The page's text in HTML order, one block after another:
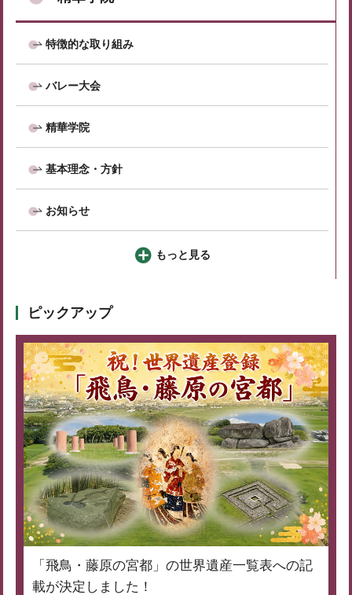
特徴的な取り組み
バレー大会
精華学院
基本理念・方針
お知らせ
もっと見る
ピックアップ
「飛鳥・藤原の宮都」の世界遺産一覧表への記
載が決定しました！